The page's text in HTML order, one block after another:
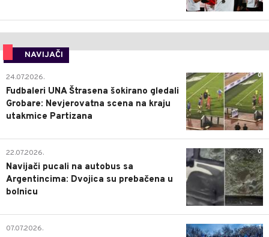
NAVIJAČI
0
24.07.2026.
Fudbaleri UNA Štrasena šokirano gledali
Grobare: Nevjerovatna scena na kraju
utakmice Partizana
0
22.07.2026.
Navijači pucali na autobus sa
Argentincima: Dvojica su prebačena u
bolnicu
1
07.07.2026.